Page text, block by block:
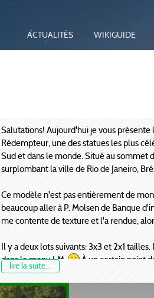
ACTUALITÉS WIKIGUIDE
lire la suite...
Salutations! Aujourd'hui je vous présente
Rédempteur, une des statues les plus
Sud et dans le monde. Situé au sommet
surplombant la ville de Rio de Janeiro,
Ce modèle n'est pas entièrement de
beaucoup aller à P. Molsen de Banque
me contente de texture et l'a rendue,
Il y a deux lots suivants: 3x3 et 2x1
dans le menu LM.
À un certain point
semaines, je vais aussi créer et
récompense, pour ceux qui le souhaitent.